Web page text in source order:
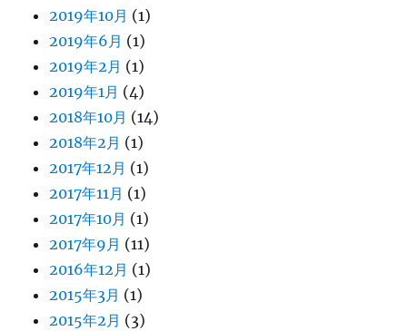
2019年10月 (1)
2019年6月 (1)
2019年2月 (1)
2019年1月 (4)
2018年10月 (14)
2018年2月 (1)
2017年12月 (1)
2017年11月 (1)
2017年10月 (1)
2017年9月 (11)
2016年12月 (1)
2015年3月 (1)
2015年2月 (3)